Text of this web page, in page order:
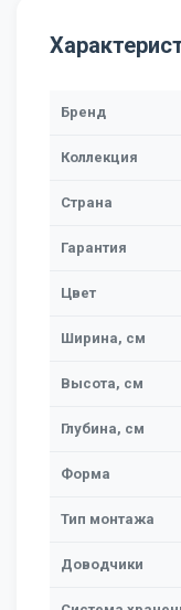
Бренд
Коллекция
Страна
Гарантия
Цвет
Ширина, см
Высота, см
Глубина, см
Форма
Тип монтажа
Доводчики